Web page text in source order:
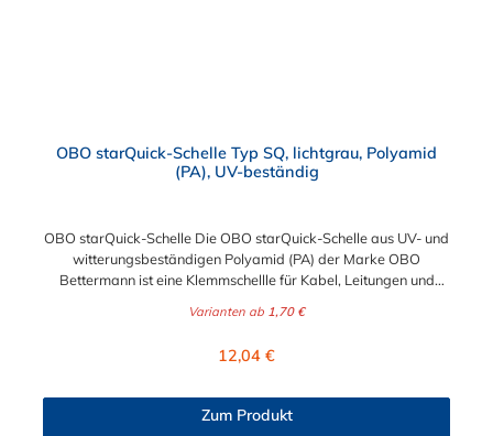
OBO starQuick-Schelle Typ SQ, lichtgrau, Polyamid
(PA), UV-beständig
OBO starQuick-Schelle Die OBO starQuick-Schelle aus UV- und
witterungsbeständigen Polyamid (PA) der Marke OBO
Bettermann ist eine Klemmschellle für Kabel, Leitungen und
Außenbereich geeignet und kommt oft im Parkhaus, an Brücke
auswählbaren Größen der OBO starQuick-Schelle ermöglichen
starQuick-Schelle kann sowohl Kunststoff- als auch
Metallrohren kombiniert werden und eignet sich somit für
Varianten ab 1,70 €
Regulärer Preis:
12,04 €
Zum Produkt